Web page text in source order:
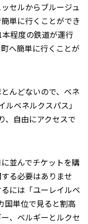
セルからブルージュ
単に行くことができ
程度の鉄道が運行
へ簡単に行くことが
んどないので、ベネ
ベネルクスパス」
、自由にアクセスで
並んでチケットを購
る必要はありませ
には「ユーレイルベ
国単位で見ると割高
、ベルギーとルクセ